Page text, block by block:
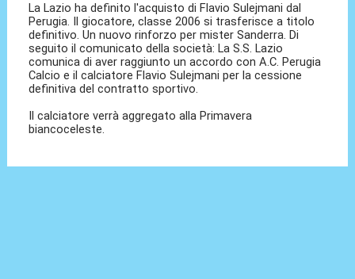
La Lazio ha definito l'acquisto di Flavio Sulejmani dal
Perugia. Il giocatore, classe 2006 si trasferisce a titolo
definitivo. Un nuovo rinforzo per mister Sanderra. Di
seguito il comunicato della società: La S.S. Lazio
comunica di aver raggiunto un accordo con A.C. Perugia
Calcio e il calciatore Flavio Sulejmani per la cessione
definitiva del contratto sportivo.
Il calciatore verrà aggregato alla Primavera
biancoceleste.